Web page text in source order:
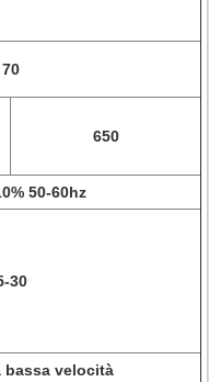
70
650
50-60hz
30
bassa velocità